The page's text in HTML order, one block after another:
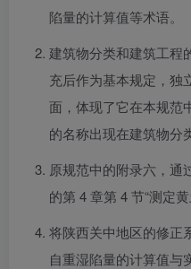
陷量的计算值等术语。
建筑物分类和建筑工程
充后作为基本规定，独
面，体现了它在本规范
的名称出现在建筑物分
原规范中的附录六，通
的第 4 章第 4 节“测定黄
将陕西关中地区的修正
自重湿陷量的计算值与